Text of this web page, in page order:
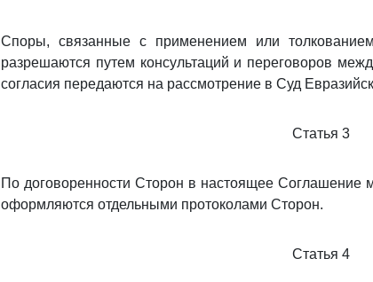
Споры, связанные с применением или
разрешаются путем консультаций и переговоров
согласия передаются на рассмотрение в Суд
Статья 3
По договоренности Сторон в настоящее Соглашение
оформляются отдельными протоколами Сторон.
Статья 4